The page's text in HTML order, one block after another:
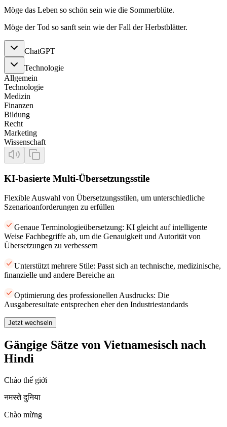
Möge das Leben so schön sein wie die Sommerblüte.
Möge der Tod so sanft sein wie der Fall der Herbstblätter.
ChatGPT
Technologie
Allgemein
Technologie
Medizin
Finanzen
Bildung
Recht
Marketing
Wissenschaft
KI-basierte Multi-Übersetzungsstile
Flexible Auswahl von Übersetzungsstilen, um unterschiedliche
Szenarioanforderungen zu erfüllen
Genaue Terminologieübersetzung: KI gleicht auf intelligente
Weise Fachbegriffe ab, um die Genauigkeit und Autorität von
Übersetzungen zu verbessern
Unterstützt mehrere Stile: Passt sich an technische, medizinische,
finanzielle und andere Bereiche an
Optimierung des professionellen Ausdrucks: Die
Ausgaberesultate entsprechen eher den Industriestandards
Jetzt wechseln
Gängige Sätze von Vietnamesisch nach
Hindi
Chào thế giới
नमस्ते दुनिया
Chào mừng